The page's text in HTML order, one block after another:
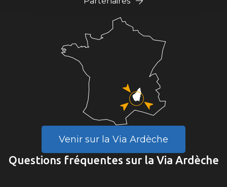
Venir sur la Via Ardèche
Questions fréquentes sur la Via Ardèche